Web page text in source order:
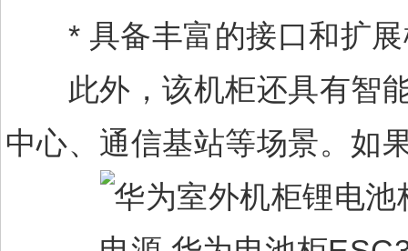
* 具备丰富的接口和扩展
此外，该机柜还具有智能
中心、通信基站等场景。如